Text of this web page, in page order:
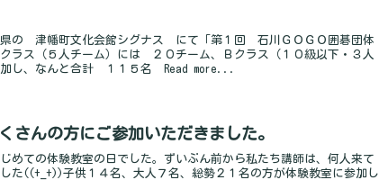
県の 津幡町文化会館シグナス にて「第１回 石川ＧＯＧＯ囲碁団体
ラス（５人チーム）には ２０チーム、Ｂクラス（１０級以下・３人
し、なんと合計 １１５名 Read more...
さんの方にご参加いただきました。
めての体験教室の日でした。ずいぶん前から私たち講師は、何人来て
た((+_+))子供１４名、大人７名、総勢２１名の方が体験教室に参加し